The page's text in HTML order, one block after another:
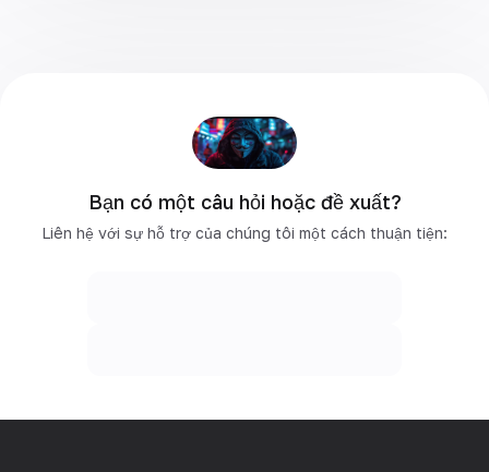
Bạn có một câu hỏi hoặc đề xuất?
Liên hệ với sự hỗ trợ của chúng tôi một cách thuận tiện: